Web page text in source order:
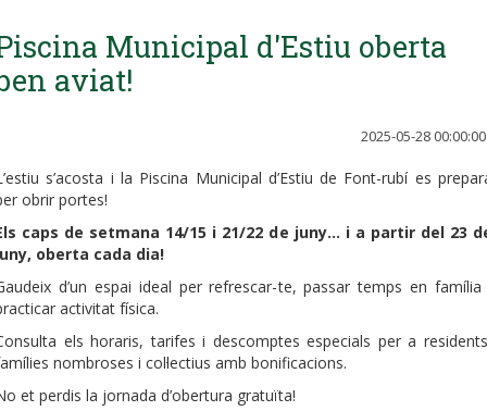
Municipal d'Estiu oberta
aviat!
2025-05-28 00:00:00
s’acosta i la Piscina Municipal d’Estiu de Font-rubí es
obrir portes!
caps de setmana 14/15 i 21/22 de juny... i a partir del 23
oberta cada dia!
d’un espai ideal per refrescar-te, passar temps en
activitat física.
els horaris, tarifes i descomptes especials per a
nombroses i col·lectius amb bonificacions.
et perdis la jornada d’obertura gratuïta!